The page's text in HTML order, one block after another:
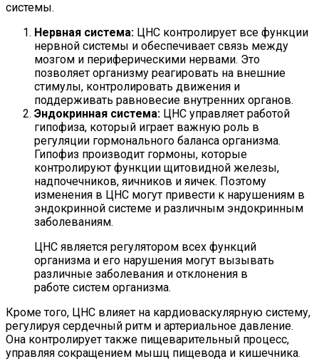
системы.
Нервная система: ЦНС контролирует все функции
нервной системы и обеспечивает связь между
мозгом и периферическими нервами. Это
позволяет организму реагировать на внешние
стимулы, контролировать движения и
поддерживать равновесие внутренних органов.
Эндокринная система: ЦНС управляет работой
гипофиза, который играет важную роль в
регуляции гормонального баланса организма.
Гипофиз производит гормоны, которые
контролируют функции щитовидной железы,
надпочечников, яичников и яичек. Поэтому
изменения в ЦНС могут привести к нарушениям в
эндокринной системе и различным эндокринным
заболеваниям.
ЦНС является регулятором всех функций
организма и его нарушения могут вызывать
различные заболевания и отклонения в
работе систем организма.
Кроме того, ЦНС влияет на кардиоваскулярную систему,
регулируя сердечный ритм и артериальное давление.
Она контролирует также пищеварительный процесс,
управляя сокращением мышц пищевода и кишечника.